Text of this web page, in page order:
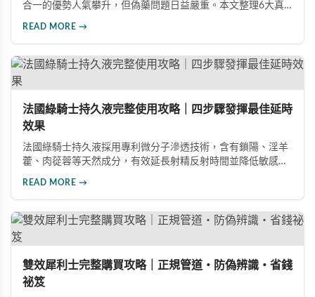
合一的優勢人氣攀升，但偽藥問題日益嚴重。本文整理6大真
READ MORE →
法國綠騎士持久液完整使用攻略｜四步驟發揮最佳延時
效果
法國綠騎士持久液採用專利微分子滲透技術，含有鎖陽、淫羊
藿、肉蓯蓉等天然成分，有效延長射精反射時間並降低敏感
READ MORE →
雙效犀利士完整購買攻略｜正規管道・防偽辨識・省錢
祕笈